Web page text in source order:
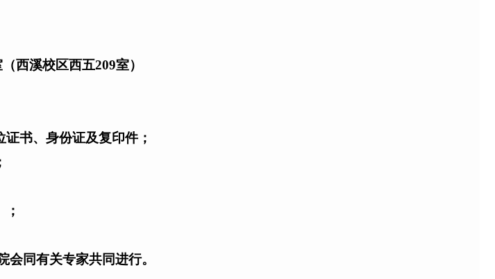
西溪校区西五209室）
证书、身份证及复印件；
会同有关专家共同进行。